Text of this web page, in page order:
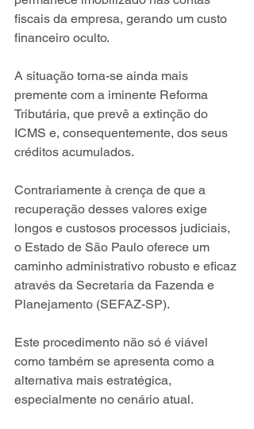
fiscais da empresa, gerando um custo
financeiro oculto.
A situação torna-se ainda mais
premente com a iminente Reforma
Tributária, que prevê a extinção do
ICMS e, consequentemente, dos seus
créditos acumulados.
Contrariamente à crença de que a
recuperação desses valores exige
longos e custosos processos judiciais,
o Estado de São Paulo oferece um
caminho administrativo robusto e eficaz
através da Secretaria da Fazenda e
Planejamento (SEFAZ-SP).
Este procedimento não só é viável
como também se apresenta como a
alternativa mais estratégica,
especialmente no cenário atual.